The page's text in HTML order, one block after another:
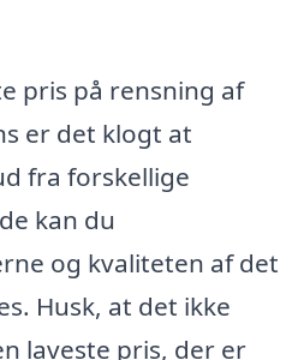
pris på rensning af
er det klogt at
fra forskellige
kan du
og kvaliteten af det
Husk, at det ikke
laveste pris, der er